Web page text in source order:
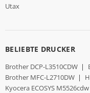
Utax
BELIEBTE DRUCKER
Brother DCP-L3510CDW |
Brother MFC-L2710DW |
Kyocera ECOSYS M5526cdw